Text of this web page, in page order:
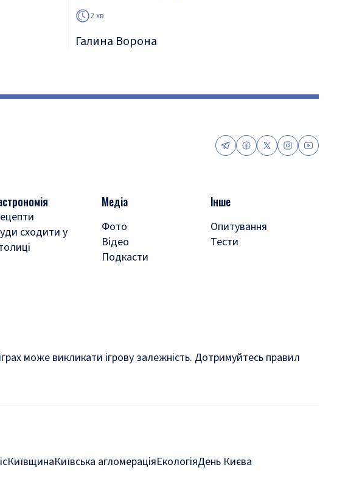
2 хв
Галина Ворона
сходити у
Медіа
Фото
Відео
Подкасти
Інше
Опитування
Тести
може викликати ігрову залежність. Дотримуйтесь правил
КиївщинаКиївська агломераціяЕкологіяДень Києва